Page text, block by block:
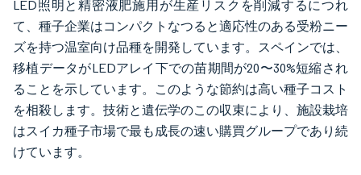
LED照明と精密液肥施用が生産リスクを削減するにつれ
て、種子企業はコンパクトなつると適応性のある受粉ニー
ズを持つ温室向け品種を開発しています。スペインでは、
移植データがLEDアレイ下での苗期間が20〜30%短縮され
ることを示しています。このような節約は高い種子コスト
を相殺します。技術と遺伝学のこの収束により、施設栽培
はスイカ種子市場で最も成長の速い購買グループであり続
けています。